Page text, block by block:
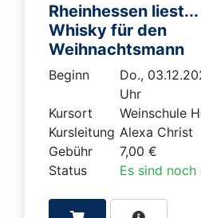
Rheinhessen
Whisky für den
Weihnachtsmann
Beginn
Do.,
Uhr
Kursort
Weinschule
Kursleitung Alexa Christ
Gebühr
7,00 €
Status
Es sind